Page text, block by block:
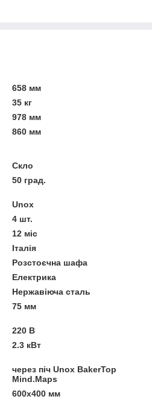
658 мм
35 кг
978 мм
860 мм
Скло
50 град.
Unox
4 шт.
12 міс
Італія
Розстоєчна шафа
Електрика
Нержавіюча сталь
75 мм
220 В
2.3 кВт
через піч Unox BakerTop
Mind.Maps
600х400 мм